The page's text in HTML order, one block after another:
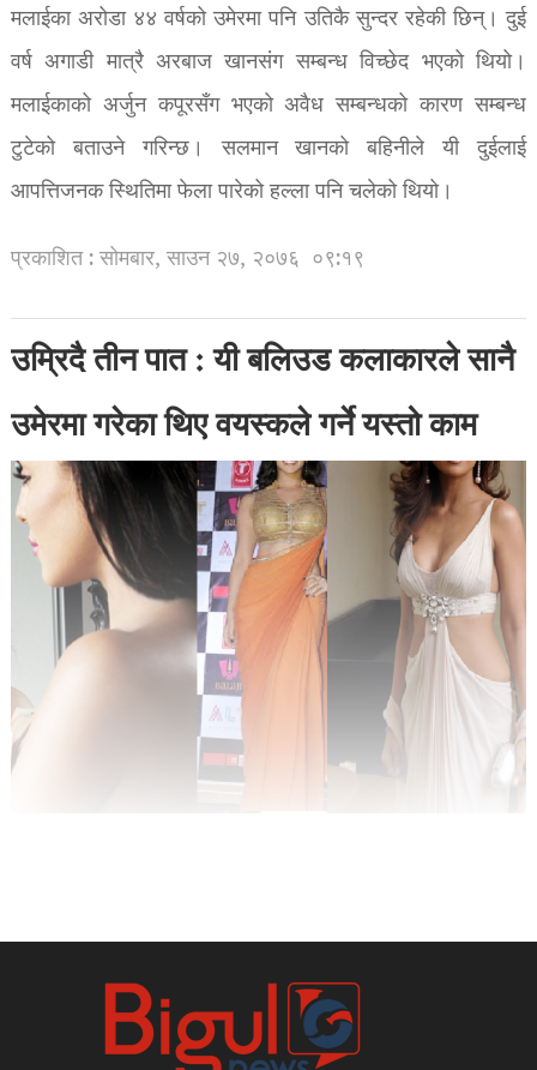
मलाईका अरोडा ४४ वर्षको उमेरमा पनि उतिकै सुन्दर रहेकी छिन्। दुई
वर्ष अगाडी मात्रै अरबाज खानसंग सम्बन्ध विच्छेद भएको थियो।
मलाईकाको अर्जुन कपूरसँग भएको अवैध सम्बन्धको कारण सम्बन्ध
टुटेको बताउने गरिन्छ। सलमान खानको बहिनीले यी दुईलाई
आपत्तिजनक स्थितिमा फेला पारेको हल्ला पनि चलेको थियो।
प्रकाशित : सोमबार, साउन २७, २०७६ ०९:१९
उम्रिदै तीन पात : यी बलिउड कलाकारले सानै
उमेरमा गरेका थिए वयस्कले गर्ने यस्तो काम